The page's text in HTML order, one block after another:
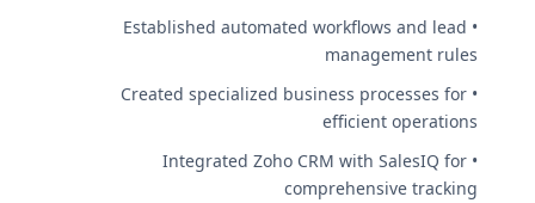
• Established automated workflows and lead
management rules
• Created specialized business processes for
efficient operations
• Integrated Zoho CRM with SalesIQ for
comprehensive tracking